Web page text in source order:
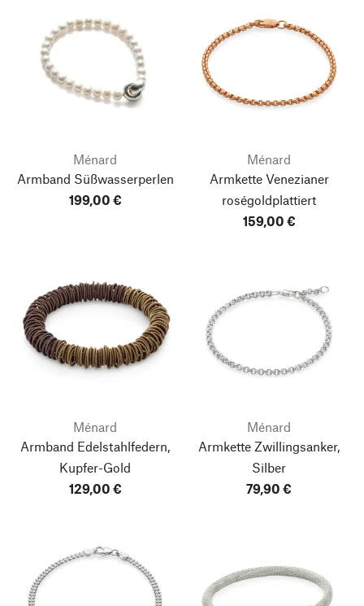
Ménard
Armband Süßwasserperlen
199,00 €
Ménard
Armkette Venezianer
roségoldplattiert
159,00 €
Ménard
Armband Edelstahlfedern,
Kupfer-Gold
129,00 €
Ménard
Armkette Zwillingsanker,
Silber
79,90 €